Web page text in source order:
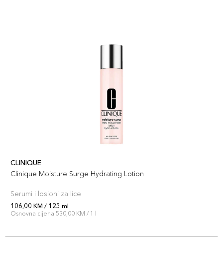
CLINIQUE
Clinique Moisture Surge Hydrating Lotion
Serumi i losioni za lice
106,00 KM / 125 ml
Osnovna cijena 530,00 KM / 1 l